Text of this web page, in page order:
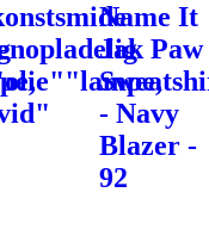
Name It
Jak Paw
- Navy
Blazer -
92